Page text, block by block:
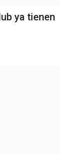
ya tienen